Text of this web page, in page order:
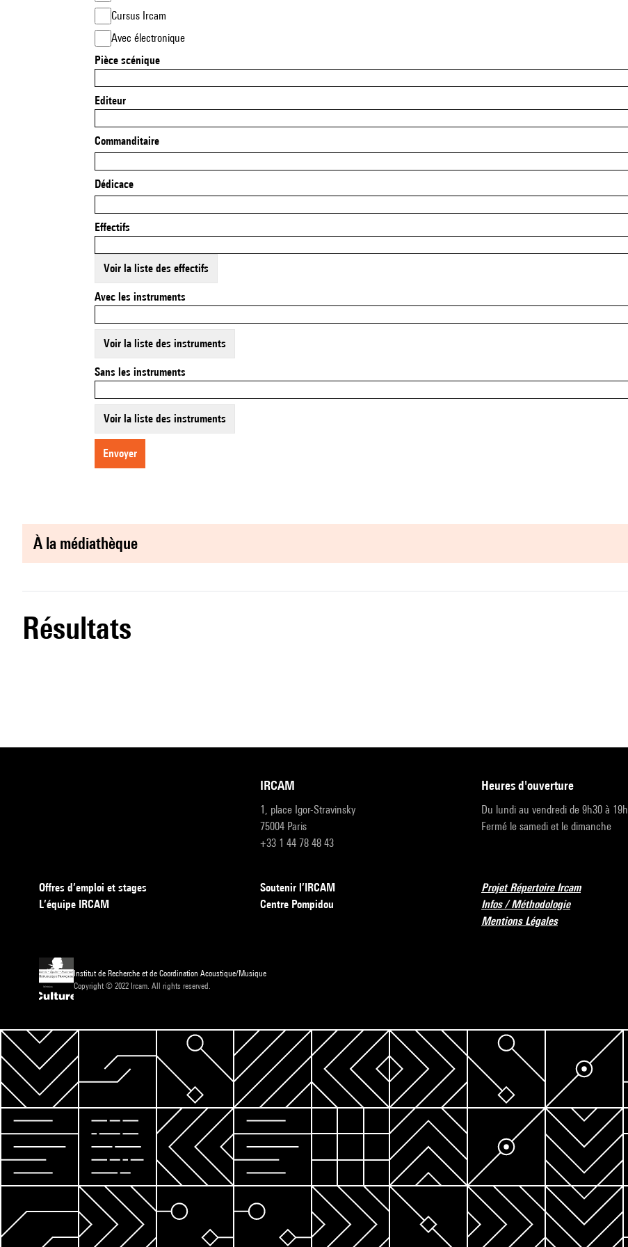
Cursus Ircam
Avec électronique
Pièce scénique
Editeur
Commanditaire
Dédicace
Effectifs
Voir la liste des effectifs
Avec les instruments
Voir la liste des instruments
Sans les instruments
Voir la liste des instruments
envoyer
à la médiathèque
résultats
IRCAM
1, place Igor-Stravinsky
75004 Paris
+33 1 44 78 48 43
heures d'ouverture
Du lundi au vendredi de 9h30 à 19h
Fermé le samedi et le dimanche
Offres d’emploi et stages
L’équipe IRCAM
Soutenir l’IRCAM
Centre Pompidou
Projet Répertoire Ircam
Infos / Méthodologie
Mentions Légales
Institut de Recherche et de Coordination Acoustique/Musique
Copyright © 2022 Ircam. All rights reserved.